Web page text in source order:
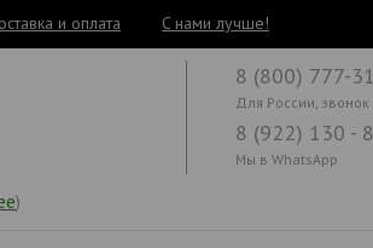
и оплата C нами лучше!
)
8 (800) 777-
Для России,
8 (922) 130 -
Мы в WhatsApp